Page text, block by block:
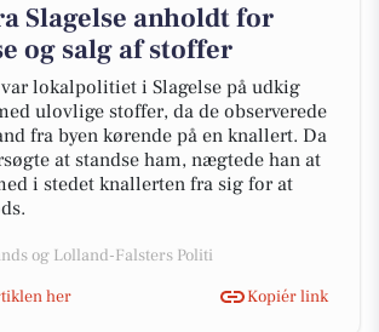
Slagelse anholdt for
og salg af stoffer
var lokalpolitiet i Slagelse på udkig
ulovlige stoffer, da de observerede
fra byen kørende på en knallert. Da
at standse ham, nægtede han at
i stedet knallerten fra sig for at
og Lolland-Falsters Politi
her
Kopiér link